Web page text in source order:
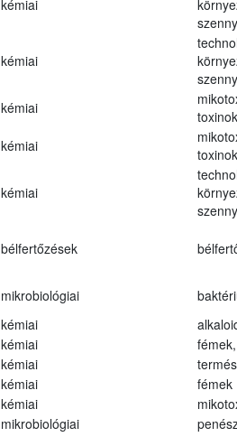
kémiai
kémiai
kémiai
toxinok
kémiai
toxinok
kémiai
bélfertőzések
mikrobiológiai
kémiai
kémiai
kémiai
kémiai
fémek
kémiai
mikrobiológiai